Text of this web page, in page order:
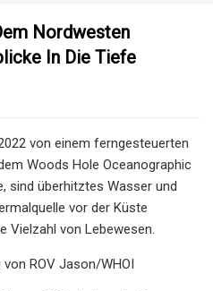
Nordwesten
In Die Tiefe
von einem ferngesteuerten
Woods Hole Oceanographic
sind überhitztes Wasser und
vor der Küste
Vielzahl von Lebewesen.
ROV Jason/WHOI